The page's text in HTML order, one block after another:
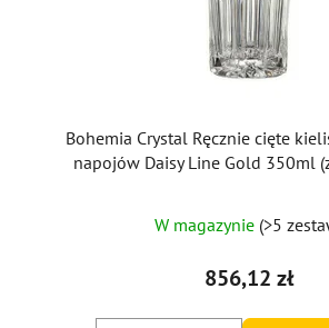
Bohemia Crystal Ręcznie cięte
napojów Daisy Line Gold 350ml
W magazynie (>5
856,12 zł